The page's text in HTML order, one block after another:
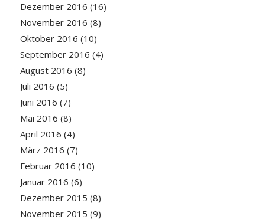
Dezember 2016 (16)
November 2016 (8)
Oktober 2016 (10)
September 2016 (4)
August 2016 (8)
Juli 2016 (5)
Juni 2016 (7)
Mai 2016 (8)
April 2016 (4)
März 2016 (7)
Februar 2016 (10)
Januar 2016 (6)
Dezember 2015 (8)
November 2015 (9)